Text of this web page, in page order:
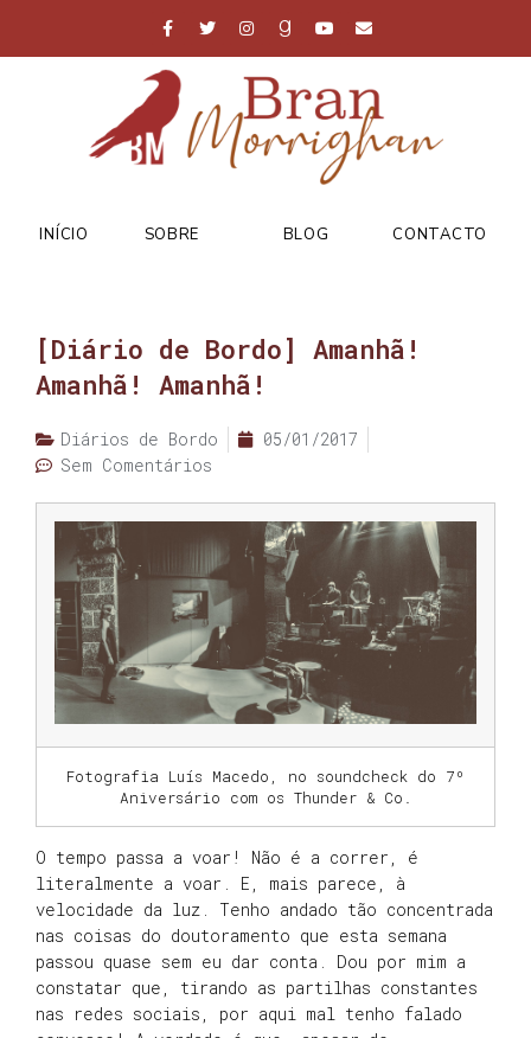
INÍCIO SOBRE BLOG CONTACTO
[Diário de Bordo] Amanhã!
Amanhã! Amanhã!
Diários de Bordo
05/01/2017
Sem Comentários
Fotografia Luís Macedo, no soundcheck do 7º
Aniversário com os Thunder & Co.
O tempo passa a voar! Não é a correr, é
literalmente a voar. E, mais parece, à
velocidade da luz. Tenho andado tão concentrada
nas coisas do doutoramento que esta semana
passou quase sem eu dar conta. Dou por mim a
constatar que, tirando as partilhas constantes
nas redes sociais, por aqui mal tenho falado